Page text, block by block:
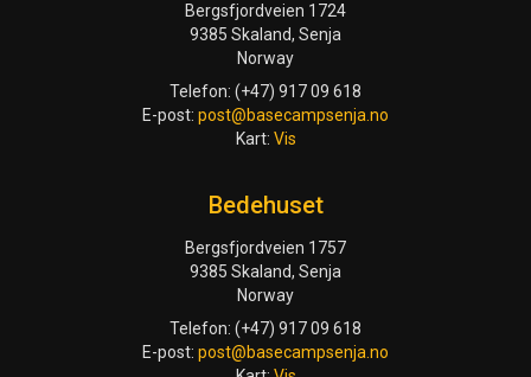
Bergsfjordveien 1724
9385 Skaland, Senja
Norway
Telefon: (+47) 917 09 618
E-post: post@basecampsenja.no
Kart: Vis
Bedehuset
Bergsfjordveien 1757
9385 Skaland, Senja
Norway
Telefon: (+47) 917 09 618
E-post: post@basecampsenja.no